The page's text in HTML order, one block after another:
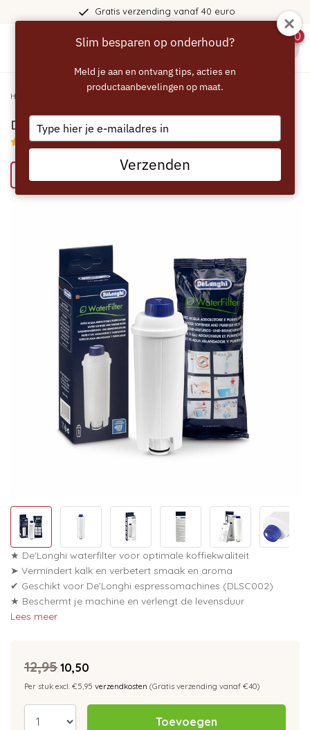
Gratis verzending vanaf 40 euro
0
Home
DELONGHI Waterfilter - DLSC002
4.65/5 (6 reviews)
★ De’Longhi waterfilter voor optimale koffiekwaliteit
➤ Vermindert kalk en verbetert smaak en aroma
✔ Geschikt voor De’Longhi espressomachines (DLSC002)
★ Beschermt je machine en verlengt de levensduur
Lees meer
12,95 10,50
Per stuk excl. €5,95 verzendkosten (Gratis verzending vanaf €40)
Toevoegen
Slim besparen op onderhoud?
Meld je aan en ontvang tips, acties en
productaanbevelingen op maat.
Type
your
email
Verzenden